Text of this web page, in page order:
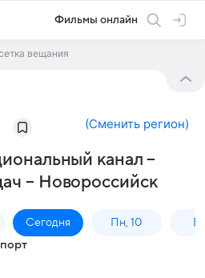
Фильмы онлайн
вещания
(Сменить регион)
канал –
– Новороссийск
Сегодня Пн, 10